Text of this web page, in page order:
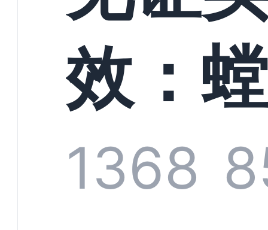
以定
业标
效：
科技
1368